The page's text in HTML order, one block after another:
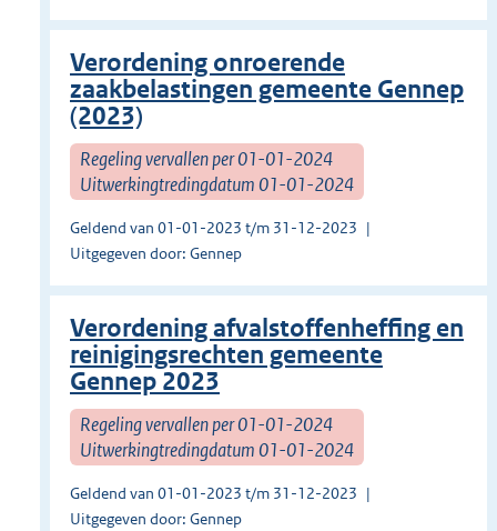
Verordening onroerende
zaakbelastingen gemeente Gennep
(2023)
Regeling vervallen per 01-01-2024
Uitwerkingtredingdatum 01-01-2024
Geldend van 01-01-2023 t/m 31-12-2023
Uitgegeven door: Gennep
Verordening afvalstoffenheffing en
reinigingsrechten gemeente
Gennep 2023
Regeling vervallen per 01-01-2024
Uitwerkingtredingdatum 01-01-2024
Geldend van 01-01-2023 t/m 31-12-2023
Uitgegeven door: Gennep